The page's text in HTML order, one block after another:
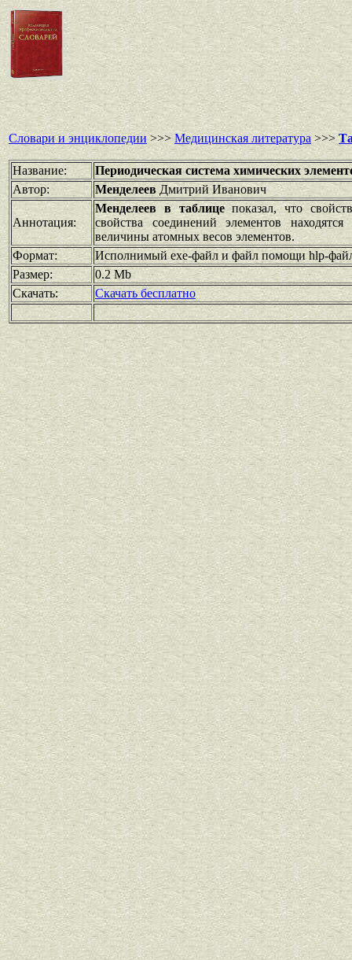
Словари и энциклопедии>>> Медицинская литература >>>
Название:
Периодическая система химических
Автор:
Менделеев Дмитрий Иванович
Аннотация:
Менделеев в таблицепоказал, что
свойства соединений элементов
величины атомных весов элементов.
Формат:
Исполнимый ехе-файл и файл помощи hlp-
Размер:
0.2 Mb
Скачать:
Скачать бесплатно